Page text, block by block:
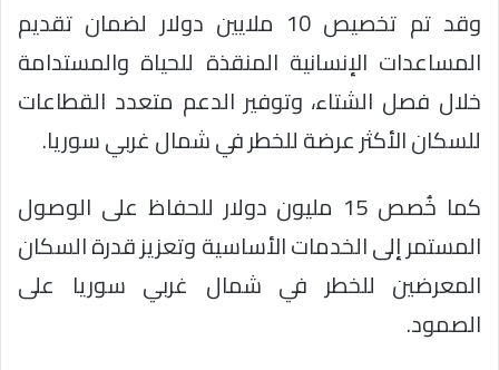
وقد تم تخصيص 10 ملايين دولار لضمان تقديم
المساعدات الإنسانية المنقذة للحياة والمستدامة
خلال فصل الشتاء، وتوفير الدعم متعدد القطاعات
للسكان الأكثر عرضة للخطر في شمال غربي سوريا.
كما خُصص 15 مليون دولار للحفاظ على الوصول
المستمر إلى الخدمات الأساسية وتعزيز قدرة السكان
المعرضين للخطر في شمال غربي سوريا على
الصمود.